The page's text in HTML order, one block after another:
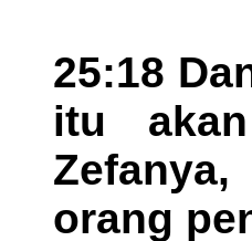
25:18
itu
orang